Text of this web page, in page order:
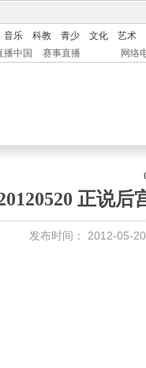
音乐 科教 青少 文化
艺术
播中国 赛事直播 网络
正说
发布时间： 2012-05-